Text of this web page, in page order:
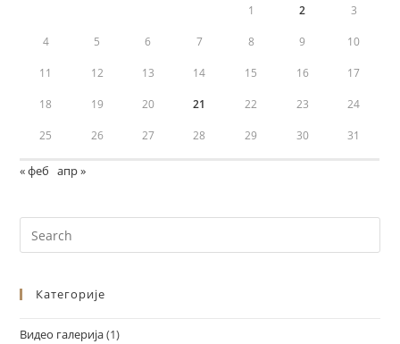
1 2 3
4 5 6 7 8 9 10
11 12 13 14 15 16 17
18 19 20 21 22 23 24
25 26 27 28 29 30 31
« феб апр »
Категорије
Видео галерија(1)